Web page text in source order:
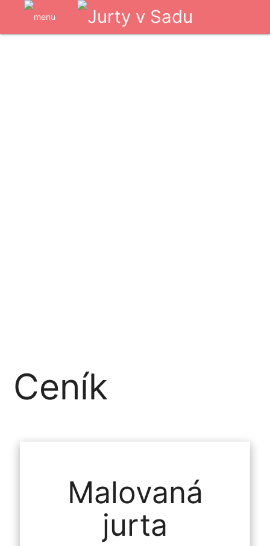
Ceník
Malovaná
jurta